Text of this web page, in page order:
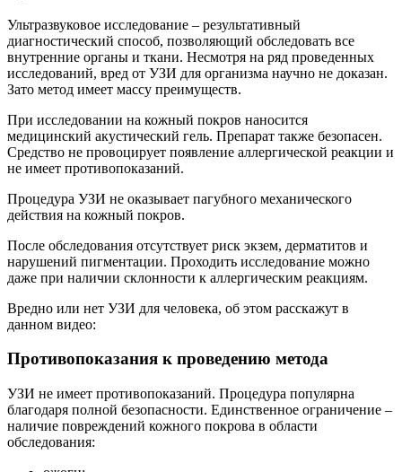
Ультразвуковое исследование – результативный
диагностический способ, позволяющий обследовать все
внутренние органы и ткани. Несмотря на ряд проведенных
исследований, вред от УЗИ для организма научно не доказан.
Зато метод имеет массу преимуществ.
При исследовании на кожный покров наносится
медицинский акустический гель. Препарат также безопасен.
Средство не провоцирует появление аллергической реакции и
не имеет противопоказаний.
Процедура УЗИ не оказывает пагубного механического
действия на кожный покров.
После обследования отсутствует риск экзем, дерматитов и
нарушений пигментации. Проходить исследование можно
даже при наличии склонности к аллергическим реакциям.
Вредно или нет УЗИ для человека, об этом расскажут в
данном видео:
Противопоказания к проведению метода
УЗИ не имеет противопоказаний. Процедура популярна
благодаря полной безопасности. Единственное ограничение –
наличие повреждений кожного покрова в области
обследования: